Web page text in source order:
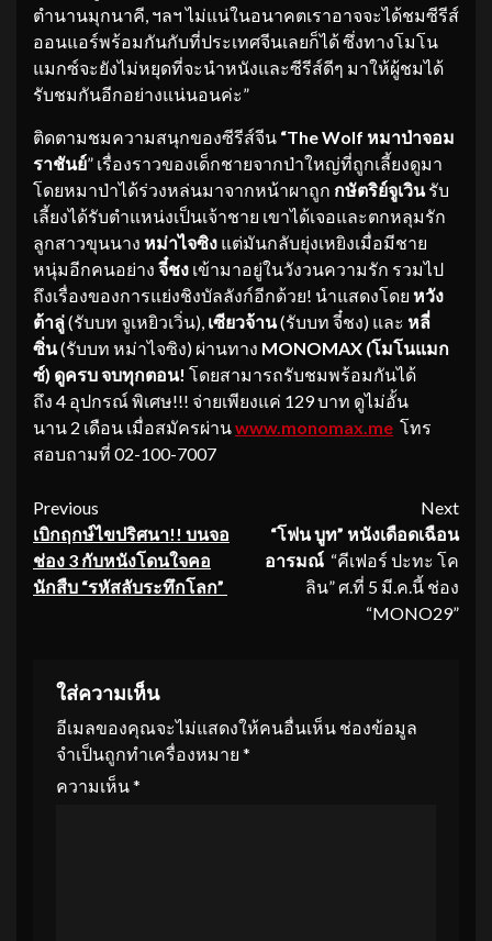
ตำนานมุกนาคี, ฯลฯ ไม่แน่ในอนาคตเราอาจจะได้ชมซีรีส์
ออนแอร์พร้อมกันกับที่ประเทศจีนเลยก็ได้ ซึ่งทางโมโน
แมกซ์จะยังไม่หยุดที่จะนำหนังและซีรีส์ดีๆ มาให้ผู้ชมได้
รับชมกันอีกอย่างแน่นอนค่ะ”
ติดตามชมความสนุกของซีรีส์จีน “The Wolf หมาป่าจอม
ราชันย์” เรื่องราวของเด็กชายจากป่าใหญ่ที่ถูกเลี้ยงดูมา
โดยหมาป่าได้ร่วงหล่นมาจากหน้าผาถูก กษัตริย์จูเวินรับ
เลี้ยงได้รับตำแหน่งเป็นเจ้าชาย เขาได้เจอและตกหลุมรัก
ลูกสาวขุนนาง หม่าไจซิง แต่มันกลับยุ่งเหยิงเมื่อมีชาย
หนุ่มอีกคนอย่าง จี๋ชง เข้ามาอยู่ในวังวนความรัก รวมไป
ถึงเรื่องของการแย่งชิงบัลลังก์อีกด้วย! นำแสดงโดย หวัง
ต้าลู่(รับบท จูเหยิวเวิ่น), เซียวจ้าน(รับบท จี๋ชง) และ หลี่
ซิ่น(รับบท หม่าไจซิง) ผ่านทาง MONOMAX (โมโนแมก
ซ์) ดูครบ จบทุกตอน! โดยสามารถรับชมพร้อมกันได้
ถึง 4 อุปกรณ์ พิเศษ!!! จ่ายเพียงแค่ 129 บาท ดูไม่อั้น
นาน 2 เดือน เมื่อสมัครผ่านwww.monomax.me โทร
สอบถามที่ 02-100-7007
Continue
Reading
Previous
เบิกฤกษ์ไขปริศนา!! บนจอ
ช่อง 3 กับหนังโดนใจคอ
นักสืบ “รหัสลับระทึกโลก”
Next
“โฟน บูท” หนังเดือดเฉือน
อารมณ์ “คีเฟอร์ ปะทะ โค
ลิน” ศ.ที่ 5 มี.ค.นี้ ช่อง
“MONO29”
ใส่ความเห็น
อีเมลของคุณจะไม่แสดงให้คนอื่นเห็น ช่องข้อมูล
จำเป็นถูกทำเครื่องหมาย *
ความเห็น*